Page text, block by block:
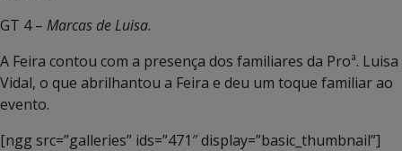
GT 4 – Marcas de Luisa.
A Feira contou com a presença dos familiares da Proª. Luisa
Vidal, o que abrilhantou a Feira e deu um toque familiar ao
evento.
[ngg src=”galleries” ids=”471″ display=”basic_thumbnail”]